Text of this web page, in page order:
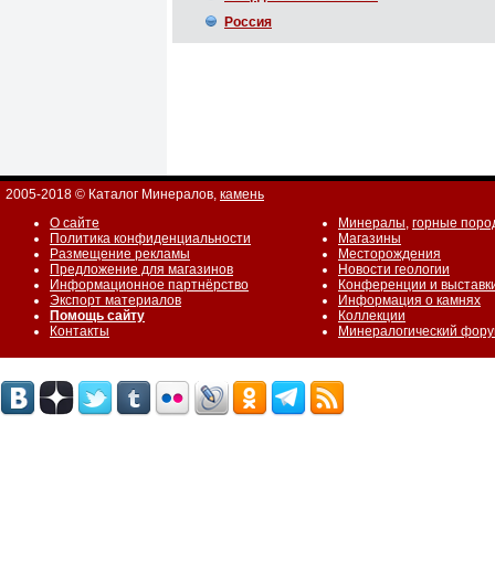
Россия
2005-2018 © Каталог Минералов, камень
О сайте
Политика конфиденциальности
Размещение рекламы
Предложение для магазинов
Информационное партнёрство
Экспорт материалов
Помощь сайту
Контакты
Минералы, горные
Магазины
Месторождения
Новости геологии
Конференции и
Информация о камнях
Коллекции
Минералогический